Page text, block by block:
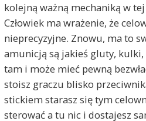
kolejną ważną mechaniką w
Człowiek ma wrażenie, że
nieprecyzyjne. Znowu, ma to
amunicją są jakieś gluty, kulki,
tam i może mieć pewną
stoisz graczu blisko
stickiem starasz się tym
sterować a tu nic i dostajesz